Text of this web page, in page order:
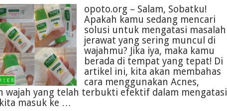
opoto.org – Salam, Sobatku!
Apakah kamu sedang mencari
solusi untuk mengatasi masalah
jerawat yang sering muncul di
wajahmu? Jika iya, maka kamu
berada di tempat yang tepat! Di
artikel ini, kita akan membahas
cara menggunakan Acnes,
wajah yang telah terbukti efektif dalam mengatasi
masuk ke …